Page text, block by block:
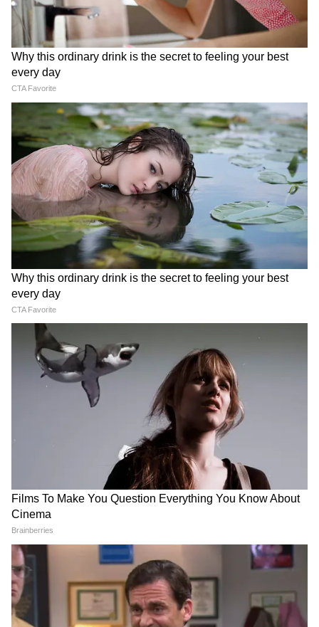
जाता है कि वह व्यक्ति बेरोजगार है।"
हत्या, आत्महत्या या जहर? जांच में जुटी पुलिस
पुलिस ने कहा कि कमरे से बरामद रस्सी, गोलियां और
उल्टी के निशान इस बात का संकेत देते हैं कि जहर देना
भी एक संभावित एंगल है। एसपी ने कहा, "चूंकि कोई
बाहरी चोट नहीं है, हम यह नहीं कह सकते कि उसकी
हत्या की गई, उसे जहर दिया गया, या उसने आत्महत्या
की। घायल व्यक्ति का भी इलाज चल रहा है। जहर देने
की संभावना है।"
अली के होश में आने के बाद उसका बयान महत्वपूर्ण होने
की उम्मीद है। पुलिस सूत्रों ने कहा, "हम इस बात की जांच
कर रहे हैं कि क्या उस व्यक्ति ने महिला की हत्या की और
फिर आत्महत्या का प्रयास किया, या क्या दंपति ने
आत्महत्या का समझौता किया था। सभी एंगल से जांच की
जा रही है।"
यह मामला नंदी पुलिस स्टेशन में दर्ज किया गया है। सुरभि
का शव पोस्टमॉर्टम के लिए भेज दिया गया है, जबकि
फॉरेंसिक विशेषज्ञों ने होमस्टे से सबूत जुटाए हैं। चौकसी ने
कहा, "जब घायल व्यक्ति बोलने में सक्षम होगा, या
पोस्टमॉर्टम रिपोर्ट मिलने के बाद ही हम पुष्टि कर पाएंगे कि
महिला की मौत कैसे हुई।"
पुलिस ने कहा कि जांच फॉरेंसिक और मेडिकल सबूतों से
निर्देशित होगी, और मौत का सही कारण निर्धारित करने के
लिए पोस्टमॉर्टम और फॉरेंसिक रिपोर्ट का इंतजार है।
मामला अभी भी जांच के दायरे में है। (एएनआई)
देर रात Rishabh Pant की इस शिकायत पर
CM Pushkar Dhami की पहली प्रतिक्रिया